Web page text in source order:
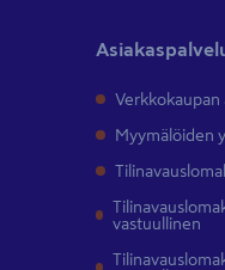
Verkkokaupan
Myymälöiden
vastuullinen